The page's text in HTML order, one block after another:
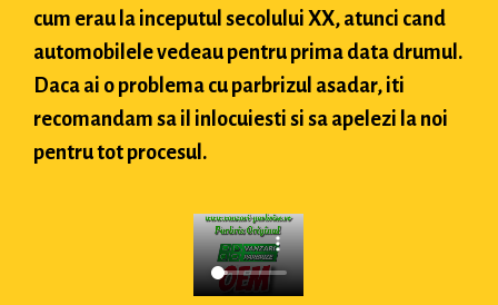
cum erau la inceputul secolului XX, atunci cand
automobilele vedeau pentru prima data drumul.
Daca ai o problema cu parbrizul asadar, iti
recomandam sa il inlocuiesti si sa apelezi la noi
pentru tot procesul.